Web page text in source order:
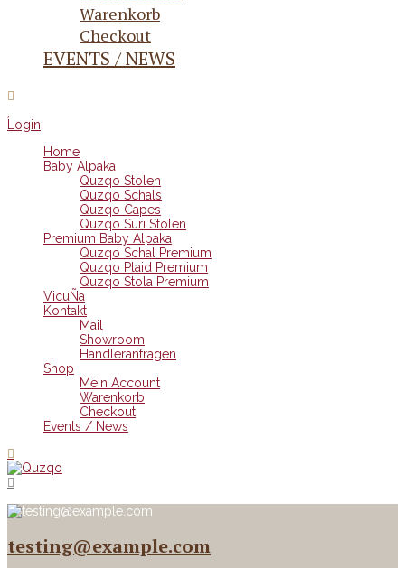
Warenkorb
Checkout
EVENTS / NEWS
Login
Home
Baby Alpaka
Quzqo Stolen
Quzqo Schals
Quzqo Capes
Quzqo Suri Stolen
Premium Baby Alpaka
Quzqo Schal Premium
Quzqo Plaid Premium
Quzqo Stola Premium
VicuÑa
Kontakt
Mail
Showroom
Händleranfragen
Shop
Mein Account
Warenkorb
Checkout
Events / News
testing@example.com